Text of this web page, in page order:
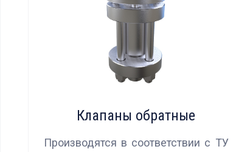
Клапаны обратные
Производятся в соответствии с ТУ